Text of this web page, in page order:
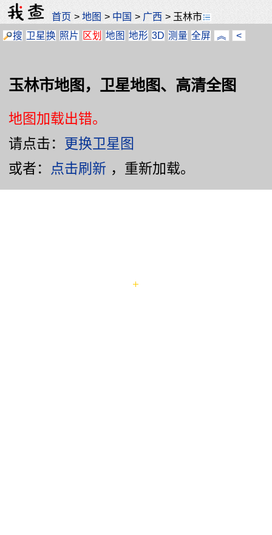
首页 >地图 > 中国 > 广西 > 玉林市
搜 卫星换 照片 区划 地图 地形 3D 测量 全屏 ︽ <
玉林市地图，卫星地图、高清全图
地图加载出错。
请点击： 更换卫星图
或者： 点击刷新 ，重新加载。